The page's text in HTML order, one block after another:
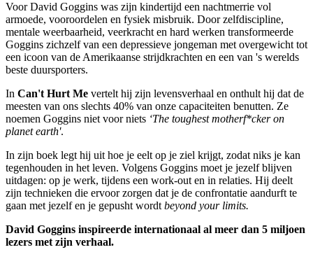
Voor David Goggins was zijn kindertijd een nachtmerrie vol
armoede, vooroordelen en fysiek misbruik. Door zelfdiscipline,
mentale weerbaarheid, veerkracht en hard werken transformeerde
Goggins zichzelf van een depressieve jongeman met overgewicht tot
een icoon van de Amerikaanse strijdkrachten en een van 's werelds
beste duursporters.
In Can't Hurt Me vertelt hij zijn levensverhaal en onthult hij dat de
meesten van ons slechts 40% van onze capaciteiten benutten. Ze
noemen Goggins niet voor niets ‘The toughest motherf*cker on
planet earth'.
In zijn boek legt hij uit hoe je eelt op je ziel krijgt, zodat niks je kan
tegenhouden in het leven. Volgens Goggins moet je jezelf blijven
uitdagen: op je werk, tijdens een work-out en in relaties. Hij deelt
zijn technieken die ervoor zorgen dat je de confrontatie aandurft te
gaan met jezelf en je gepusht wordt beyond your limits.
David Goggins inspireerde internationaal al meer dan 5 miljoen
lezers met zijn verhaal.